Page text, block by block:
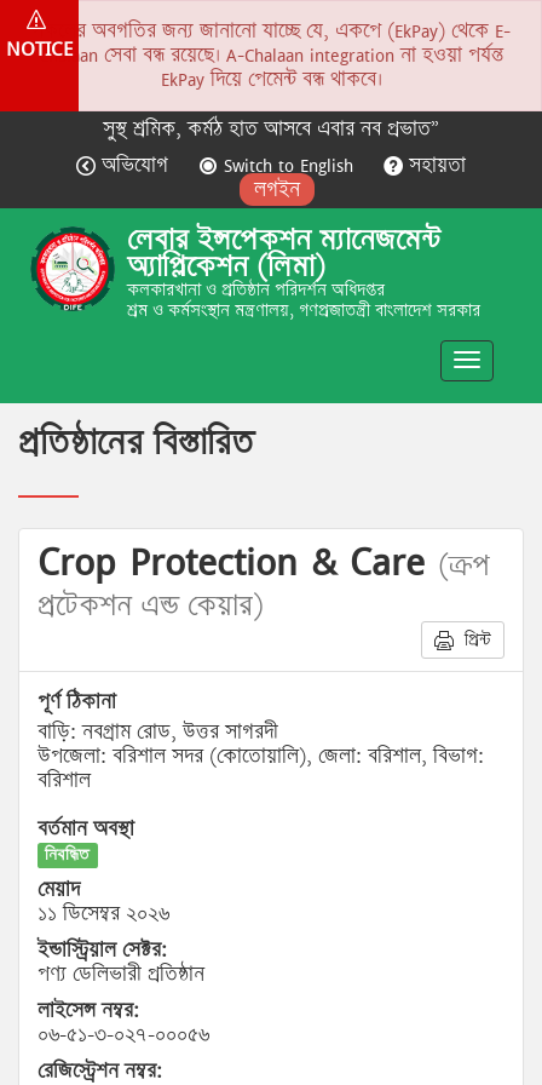
NOTICE
সকলের অবগতির জন্য জানানো যাচ্ছে যে, একপে (EkPay) থেকে E-
Chalaan সেবা বন্ধ রয়েছে। A-Chalaan integration না হওয়া পর্যন্ত
EkPay দিয়ে পেমেন্ট বন্ধ থাকবে।
সুস্থ শ্রমিক, কর্মঠ হাত আসবে এবার নব প্রভাত”
অভিযোগ
Switch to English
সহায়তা
লগইন
লেবার ইন্সপেকশন ম্যানেজমেন্ট
অ্যাপ্লিকেশন (লিমা)
কলকারখানা ও প্রতিষ্ঠান পরিদর্শন অধিদপ্তর
শ্রম ও কর্মসংস্থান মন্ত্রণালয়, গণপ্রজাতন্ত্রী বাংলাদেশ সরকার
Toggle
প্রতিষ্ঠানের বিস্তারিত
Crop Protection & Care (ক্রপ
প্রটেকশন এন্ড কেয়ার)
প্রিন্ট
পূর্ণ ঠিকানা
বাড়ি: নবগ্রাম রোড, উত্তর সাগরদী
উপজেলা: বরিশাল সদর (কোতোয়ালি), জেলা: বরিশাল, বিভাগ:
বরিশাল
বর্তমান অবস্থা
নিবন্ধিত
মেয়াদ
১১ ডিসেম্বর ২০২৬
ইন্ডাস্ট্রিয়াল সেক্টর:
পণ্য ডেলিভারী প্রতিষ্ঠান
লাইসেন্স নম্বর:
০৬-৫১-৩-০২৭-০০০৫৬
রেজিস্ট্রেশন নম্বর: